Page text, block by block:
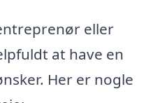
eller
at have en
Her er nogle